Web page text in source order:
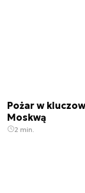
Pożar w
Moskwą
2 min.